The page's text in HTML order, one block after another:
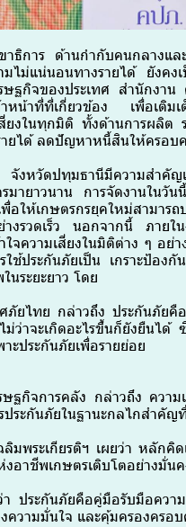
ธิการ ด้านกำกับคนกลางแ
มไม่แน่นอนทางรายได้ ยังค
ษฐกิจของประเทศ สำนักงา
าหน้าที่ที่เกี่ยวข้อง เพื่อเติ
สี่ยงในทุกมิติ ทั้งด้านการผ
ายได้ ลดปัญหาหนี้สินให้ครอบ
จังหวัดปทุมธานีมีความสำคั
รมายาวนาน การจัดงานใน
ให้เกษตรกรยุคใหม่สามาร
งรวดเร็ว นอกจากนี้ ภายใ
ใจความเสี่ยงในมิติต่าง ๆ อ
ประกันภัยเป็น เกราะป้อง
นระยะยาว โดย
ยไทย กล่าวถึง ประกันภัยคือ
ว่าจะเกิดอะไรขึ้นก็ยังยืนได้
ะประกันภัยเพื่อรายย่อย
ฐกิจการคลัง กล่าวถึง ควา
ระกันภัยในฐานะกลไกสำคั
พระเกียรติฯ เผยว่า หลักคิ
อาชีพเกษตรเติบโตอย่างมั่น
ประกันภัยคือคู่มือรับมือควา
วามมั่นใจ และคุ้มครองครอ